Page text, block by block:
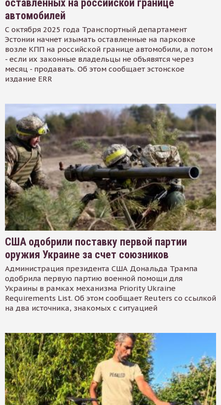
оставленных на российской границе
автомобилей
С октября 2025 года Транспортный департамент
Эстонии начнет изымать оставленные на парковке
возле КПП на российской границе автомобили, а потом
- если их законные владельцы не объявятся через
месяц - продавать. Об этом сообщает эстонское
издание ERR
США одобрили поставку первой партии
оружия Украине за счет союзников
Администрация президента США Дональда Трампа
одобрила первую партию военной помощи для
Украины в рамках механизма Priority Ukraine
Requirements List. Об этом сообщает Reuters со ссылкой
на два источника, знакомых с ситуацией